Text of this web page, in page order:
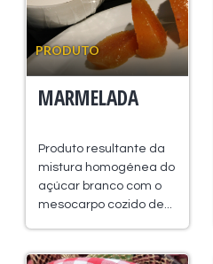
PRODUTO
MARMELADA
Produto resultante da
mistura homogénea do
açúcar branco com o
mesocarpo cozido de...